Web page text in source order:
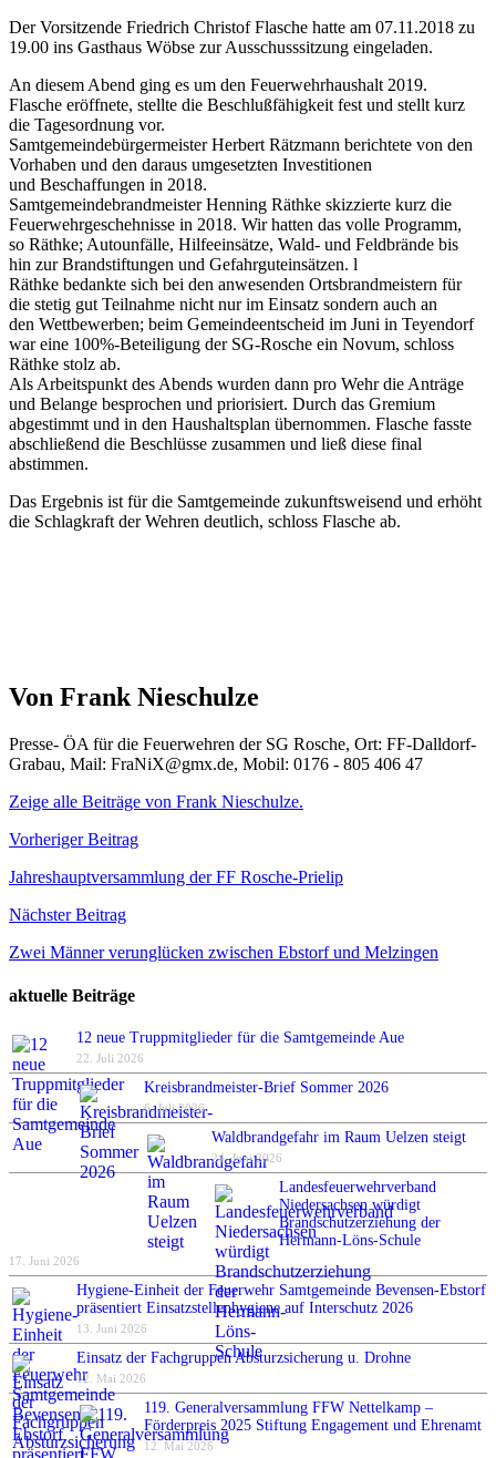
Der Vorsitzende Friedrich Christof Flasche hatte am 07.11.2018 zu
19.00 ins Gasthaus Wöbse zur Ausschusssitzung eingeladen.
An diesem Abend ging es um den Feuerwehrhaushalt 2019.
Flasche eröffnete, stellte die Beschlußfähigkeit fest und stellt kurz
die Tagesordnung vor.
Samtgemeindebürgermeister Herbert Rätzmann berichtete von den
Vorhaben und den daraus umgesetzten Investitionen
und Beschaffungen in 2018.
Samtgemeindebrandmeister Henning Räthke skizzierte kurz die
Feuerwehrgeschehnisse in 2018. Wir hatten das volle Programm,
so Räthke; Autounfälle, Hilfeeinsätze, Wald- und Feldbrände bis
hin zur Brandstiftungen und Gefahrguteinsätzen. l
Räthke bedankte sich bei den anwesenden Ortsbrandmeistern für
die stetig gut Teilnahme nicht nur im Einsatz sondern auch an
den Wettbewerben; beim Gemeindeentscheid im Juni in Teyendorf
war eine 100%-Beteiligung der SG-Rosche ein Novum, schloss
Räthke stolz ab.
Als Arbeitspunkt des Abends wurden dann pro Wehr die Anträge
und Belange besprochen und priorisiert. Durch das Gremium
abgestimmt und in den Haushaltsplan übernommen. Flasche fasste
abschließend die Beschlüsse zusammen und ließ diese final
abstimmen.
Das Ergebnis ist für die Samtgemeinde zukunftsweisend und erhöht
die Schlagkraft der Wehren deutlich, schloss Flasche ab.
Von Frank Nieschulze
Presse- ÖA für die Feuerwehren der SG Rosche, Ort: FF-Dalldorf-
Grabau, Mail: FraNiX@gmx.de, Mobil: 0176 - 805 406 47
Zeige alle Beiträge von Frank Nieschulze.
Beitragsnavigation
Vorheriger Beitrag
Jahreshauptversammlung der FF Rosche-Prielip
Nächster Beitrag
Zwei Männer verunglücken zwischen Ebstorf und Melzingen
aktuelle Beiträge
12 neue Truppmitglieder für die Samtgemeinde Aue
22. Juli 2026
Kreisbrandmeister-Brief Sommer 2026
6. Juli 2026
Waldbrandgefahr im Raum Uelzen steigt
24. Juni 2026
Landesfeuerwehrverband
Niedersachsen würdigt
Brandschutzerziehung der
Hermann-Löns-Schule
17. Juni 2026
Hygiene-Einheit der Feuerwehr Samtgemeinde Bevensen-Ebstorf
präsentiert Einsatzstellenhygiene auf Interschutz 2026
13. Juni 2026
Einsatz der Fachgruppen Absturzsicherung u. Drohne
12. Mai 2026
119. Generalversammlung FFW Nettelkamp –
Förderpreis 2025 Stiftung Engagement und Ehrenamt
12. Mai 2026